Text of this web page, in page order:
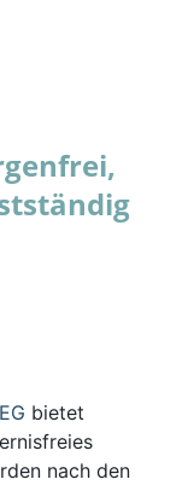
bietet
nach den